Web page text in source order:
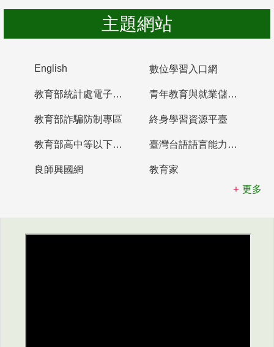
主題網站
English 數位學習入口網
教育部統計處電子書櫃 青年教育與就業儲蓄帳戶
教育部詐騙防制專區 終身學習資源平臺
教育部高中等以下學校及幼兒園教師資格檢定考試 臺灣台語語言能力認證網站
良師興國網
教育家
更多